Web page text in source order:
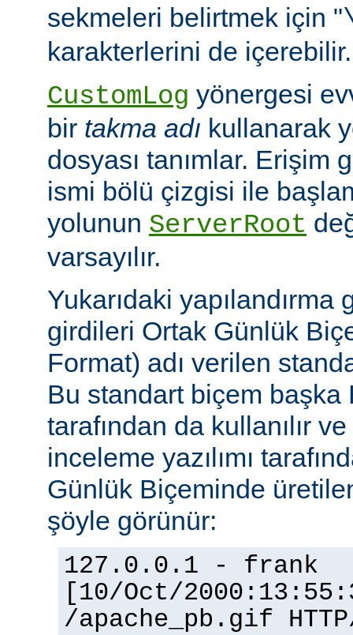
sekmeleri belirtmek için "
karakterlerini de içerebilir.
CustomLog yönergesi
bir takma adı kullanarak
dosyası tanımlar. Erişim
ismi bölü çizgisi ile
yolunun ServerRoot
varsayılır.
Yukarıdaki yapılandırma
girdileri Ortak Günlük
Format) adı verilen
Bu standart biçem başka
tarafından da kullanılır
inceleme yazılımı
Günlük Biçeminde
şöyle görünür:
127.0.0.1 - frank
[10/Oct/
/apache_pb.gif